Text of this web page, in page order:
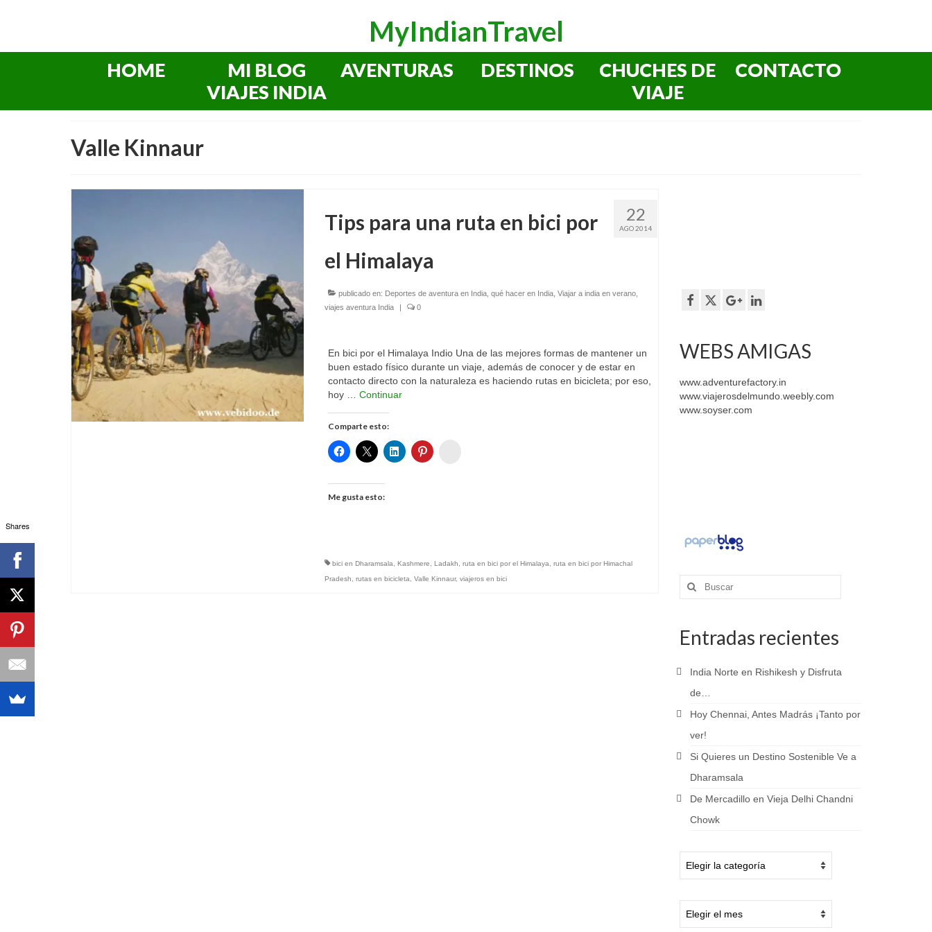
MyIndianTravel
HOME
MI BLOG
VIAJES INDIA
AVENTURAS DESTINOS
CHUCHES DE
VIAJE
CONTACTO
Valle Kinnaur
22
AGO 2014
Tips para una ruta en bici por
el Himalaya
publicado en: Deportes de aventura en India, qué hacer en India, Viajar a india en verano,
viajes aventura India
| 0
En bici por el Himalaya Indio Una de las mejores formas de mantener un
buen estado físico durante un viaje, además de conocer y de estar en
contacto directo con la naturaleza es haciendo rutas en bicicleta; por eso,
hoy … Continuar
Comparte esto:
Me gusta esto:
bici en Dharamsala Kashmere Ladakh ruta en bici por el Himalaya
ruta en bici por Himachal
Pradesh
rutas en bicicleta Valle Kinnaur, viajeros en bici
WEBS AMIGAS
www.adventurefactory.in
www.viajerosdelmundo.weebly.com
www.soyser.com
Buscar
por:
Entradas recientes
India Norte en Rishikesh y Disfruta
de…
Hoy Chennai, Antes Madrás ¡Tanto por
ver!
Si Quieres un Destino Sostenible Ve a
Dharamsala
De Mercadillo en Vieja Delhi Chandni
Chowk
Shares